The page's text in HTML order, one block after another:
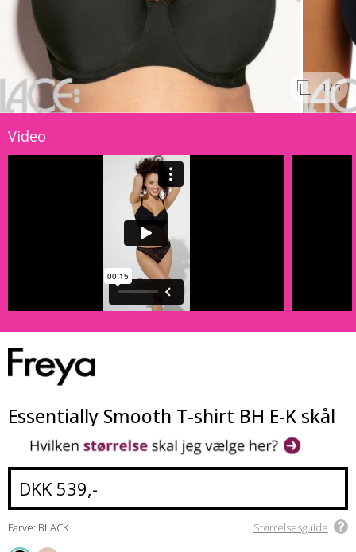
1 / 5
Video
Essentially Smooth T-shirt BH E-K skål
DKK 539,-
Farve: BLACK Størrelsesguide